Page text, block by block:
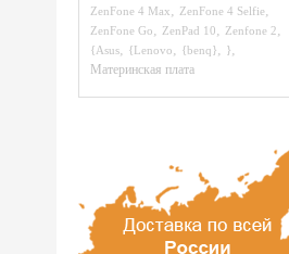
ZenFone 4 Max, ZenFone 4 Selfie,
ZenFone Go, ZenPad 10, Zenfone 2,
{Asus, {Lenovo, {benq}, },
Материнская плата